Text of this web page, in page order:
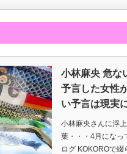
小林麻央 危な
予言した女性
い予言は現実
小林麻央さんに浮
葉・・・4月になっ
ログ KOKOROで